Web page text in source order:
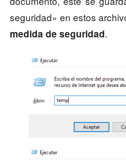
seguridad» en estos
medida de seguridad.